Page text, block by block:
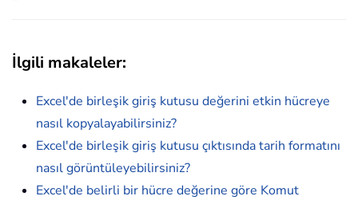
İlgili makaleler:
Excel'de birleşik giriş kutusu değerini etkin hücreye
nasıl kopyalayabilirsiniz?
Excel'de birleşik giriş kutusu çıktısında tarih formatını
nasıl görüntüleyebilirsiniz?
Excel'de belirli bir hücre değerine göre Komut